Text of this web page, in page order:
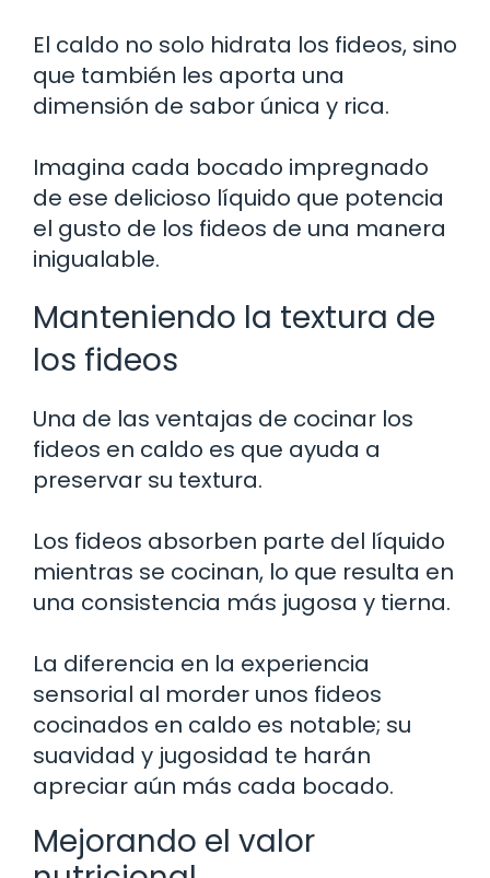
El caldo no solo hidrata los fideos, sino
que también les aporta una
dimensión de sabor única y rica.
Imagina cada bocado impregnado
de ese delicioso líquido que potencia
el gusto de los fideos de una manera
inigualable.
Manteniendo la textura de
los fideos
Una de las ventajas de cocinar los
fideos en caldo es que ayuda a
preservar su textura.
Los fideos absorben parte del líquido
mientras se cocinan, lo que resulta en
una consistencia más jugosa y tierna.
La diferencia en la experiencia
sensorial al morder unos fideos
cocinados en caldo es notable; su
suavidad y jugosidad te harán
apreciar aún más cada bocado.
Mejorando el valor